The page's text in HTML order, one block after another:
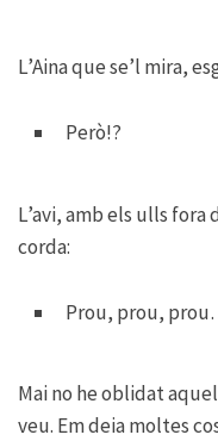
L’Aina que se’l mira,
Però!?
L’avi, amb els ulls fora
corda:
Prou, prou,
Mai no he oblidat
veu. Em deia moltes